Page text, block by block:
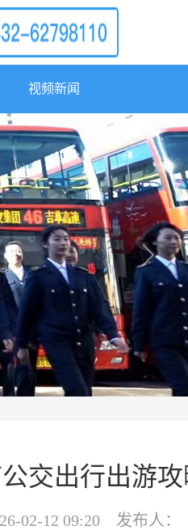
视频新闻
Next
交出行出游
02-12 09:20 发布人：